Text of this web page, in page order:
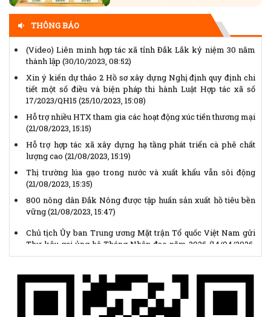
(TMĐT) lớn, trong đó, sẽ tập
trung tất cả doanh nghiệp...
THÔNG BÁO
(Video) Liên minh hợp tác xã tỉnh Đắk Lắk kỷ niệm 30 năm
thành lập(30/10/2023, 08:52)
Xin ý kiến dự thảo 2 Hồ sơ xây dựng Nghị định quy định chi
tiết một số điều và biện pháp thi hành Luật Hợp tác xã số
17/2023/QH15(25/10/2023, 15:08)
Hỗ trợ nhiều HTX tham gia các hoạt động xúc tiến thương mại
(21/08/2023, 15:15)
Hỗ trợ hợp tác xã xây dựng hạ tầng phát triển cà phê chất
lượng cao(21/08/2023, 15:19)
Thị trường lúa gạo trong nước và xuất khẩu vẫn sôi động
(21/08/2023, 15:35)
800 nông dân Đắk Nông được tập huấn sản xuất hồ tiêu bền
vững(21/08/2023, 15:47)
Thư kêu gọi ủng hộ Tháng Nhân đạo năm 2026(14/04/2026,
14:25)
Thể lệ Giải báo chí “Vì sự nghiệp Đại đoàn kết toàn dân tộc”
lần thứ XVII, năm 2025 - 2026(14/04/2026, 14:15)
VNMAC phát động cuộc thi trực tuyến nâng cao nhận thức
phòng tránh tai nạn bom mìn, vật nổ
(14/04/2026, 13:53)
(Infographic) Cuộc thi trực tuyến tìm hiểu “50 năm Chiến
thắng Buôn Ma Thuột, giải phóng tỉnh Đắk Lắk (10/3/1975 -
(11/02/2025, 07:35)